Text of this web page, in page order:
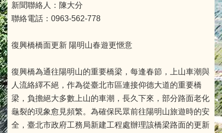
新聞聯絡人：陳大分
聯絡電話：0963-562-778
復興橋橋面更新 陽明山春遊更愜意
復興橋為通往陽明山的重要橋梁，每逢春節，上山車潮與
人流絡繹不絕，作為從臺北市區連接仰德大道的重要橋
梁，負擔絕大多數上山的車潮，長久下來，部分路面老化
龜裂的現象愈見頻繁。為確保民眾前往陽明山旅遊時的安
全，臺北市政府工務局新建工程處辦理該橋梁路面的更新